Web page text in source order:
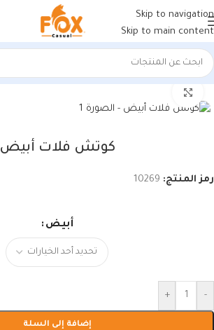
Skip to navigation
Skip to main content
الرئيسية/أحذية رجالي/كوتشي رجالي
كوتش فلات أبيض
رمز المنتج: 10269
أبيض
-
+
إضافة إلى السلة